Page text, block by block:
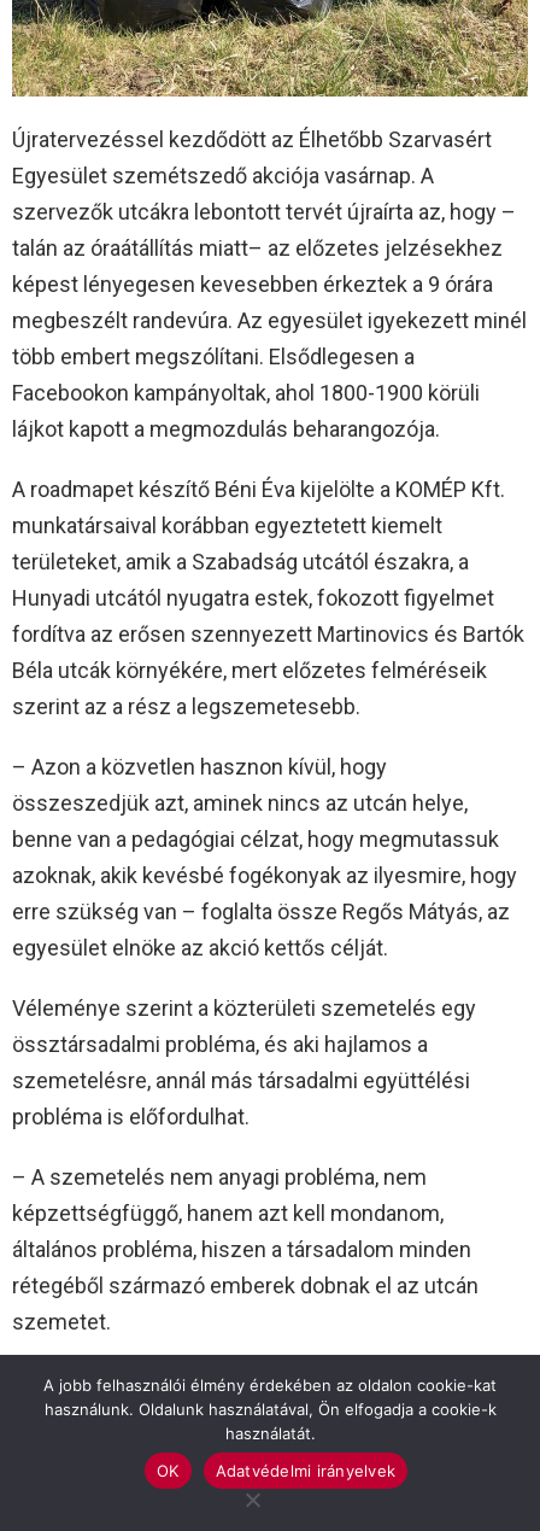
Újratervezéssel kezdődött az Élhetőbb Szarvasért
Egyesület szemétszedő akciója vasárnap. A
szervezők utcákra lebontott tervét újraírta az, hogy –
talán az óraátállítás miatt– az előzetes jelzésekhez
képest lényegesen kevesebben érkeztek a 9 órára
megbeszélt randevúra. Az egyesület igyekezett minél
több embert megszólítani. Elsődlegesen a
Facebookon kampányoltak, ahol 1800-1900 körüli
lájkot kapott a megmozdulás beharangozója.
A roadmapet készítő Béni Éva kijelölte a KOMÉP Kft.
munkatársaival korábban egyeztetett kiemelt
területeket, amik a Szabadság utcától északra, a
Hunyadi utcától nyugatra estek, fokozott figyelmet
fordítva az erősen szennyezett Martinovics és Bartók
Béla utcák környékére, mert előzetes felméréseik
szerint az a rész a legszemetesebb.
– Azon a közvetlen hasznon kívül, hogy
összeszedjük azt, aminek nincs az utcán helye,
benne van a pedagógiai célzat, hogy megmutassuk
azoknak, akik kevésbé fogékonyak az ilyesmire, hogy
erre szükség van – foglalta össze Regős Mátyás, az
egyesület elnöke az akció kettős célját.
Véleménye szerint a közterületi szemetelés egy
össztársadalmi probléma, és aki hajlamos a
szemetelésre, annál más társadalmi együttélési
probléma is előfordulhat.
– A szemetelés nem anyagi probléma, nem
képzettségfüggő, hanem azt kell mondanom,
általános probléma, hiszen a társadalom minden
rétegéből származó emberek dobnak el az utcán
szemetet.
Első sorban a fiatalabb generációkat szerették volna
nevelőcélzattal megszólítani, de ehhez az óraátállítás
a lehető legrosszabb időpontban volt. Egy szombatról
vasárnapra virradó éjszakából egy alvástól elvett óra
A jobb felhasználói élmény érdekében az oldalon cookie-kat
használunk. Oldalunk használatával, Ön elfogadja a cookie-k
használatát.
OK
Adatvédelmi irányelvek